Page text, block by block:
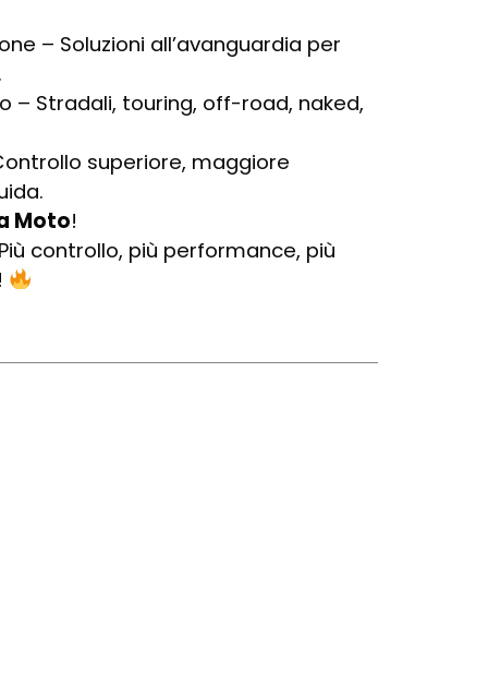
– Soluzioni all’avanguardia per
– Stradali, touring, off-road, naked,
superiore, maggiore
Moto!
controllo, più performance, più